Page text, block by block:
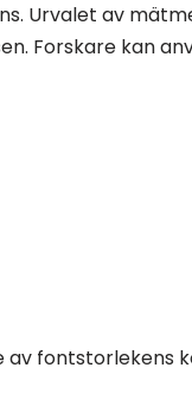
Urvalet av
Forskare kan
fontstorlekens